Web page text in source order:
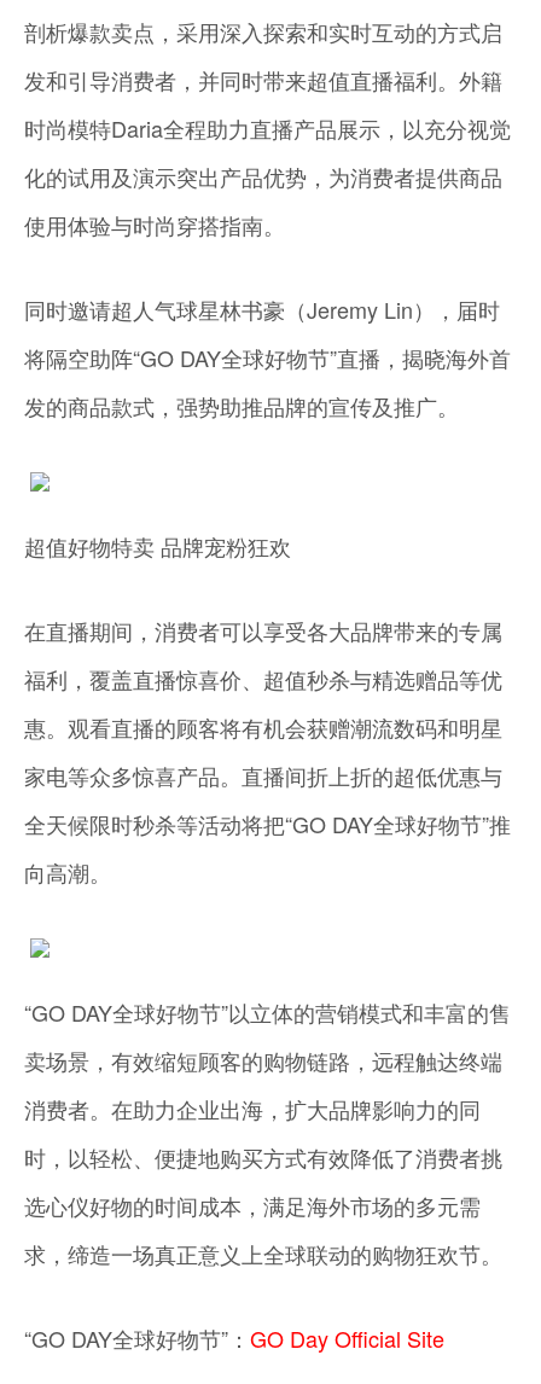
剖析爆款卖点，采用深入探索和实时互动的方式启
发和引导消费者，并同时带来超值直播福利。外籍
时尚模特Daria全程助力直播产品展示，以充分视觉
化的试用及演示突出产品优势，为消费者提供商品
使用体验与时尚穿搭指南。
同时邀请超人气球星林书豪（Jeremy Lin），届时
将隔空助阵“GO DAY全球好物节”直播，揭晓海外首
发的商品款式，强势助推品牌的宣传及推广。
超值好物特卖 品牌宠粉狂欢
在直播期间，消费者可以享受各大品牌带来的专属
福利，覆盖直播惊喜价、超值秒杀与精选赠品等优
惠。观看直播的顾客将有机会获赠潮流数码和明星
家电等众多惊喜产品。直播间折上折的超低优惠与
全天候限时秒杀等活动将把“GO DAY全球好物节”推
向高潮。
“GO DAY全球好物节”以立体的营销模式和丰富的售
卖场景，有效缩短顾客的购物链路，远程触达终端
消费者。在助力企业出海，扩大品牌影响力的同
时，以轻松、便捷地购买方式有效降低了消费者挑
选心仪好物的时间成本，满足海外市场的多元需
求，缔造一场真正意义上全球联动的购物狂欢节。
“GO DAY全球好物节”： GO Day Official Site